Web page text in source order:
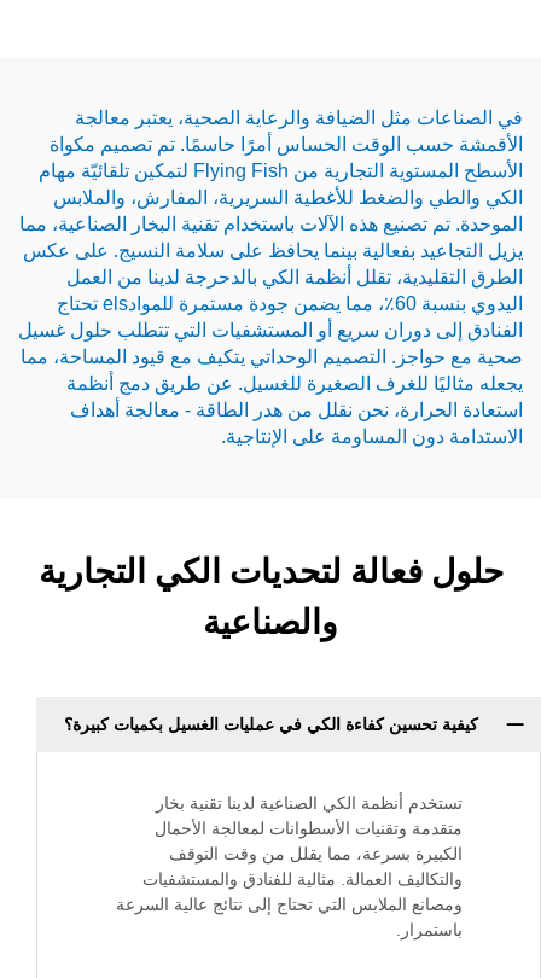
الضيافة والرعاية الصحية، يعتبر معالجة
الوقت الحساس أمرًا حاسمًا. تم تصميم مكواة
الأسطح المستوية التجارية من Flying Fish لتمكين تلقائيّة مهام
للأغطية السريرية، المفارش، والملابس
هذه الآلات باستخدام تقنية البخار الصناعية، مما
بفعالية بينما يحافظ على سلامة النسيج. على عكس
تقلل أنظمة الكي بالدحرجة لدينا من العمل
اليدوي بنسبة 60٪، مما يضمن جودة مستمرة للموادels تحتاج
دوران سريع أو المستشفيات التي تتطلب حلول غسيل
التصميم الوحداتي يتكيف مع قيود المساحة، مما
للغرف الصغيرة للغسيل. عن طريق دمج أنظمة
نحن نقلل من هدر الطاقة - معالجة أهداف
المساومة على الإنتاجية.
لتحديات الكي التجارية
والصناعية
كفاءة الكي في عمليات الغسيل بكميات كبيرة؟
أنظمة الكي الصناعية لدينا تقنية بخار
وتقنيات الأسطوانات لمعالجة الأحمال
بسرعة، مما يقلل من وقت التوقف
العمالة. مثالية للفنادق والمستشفيات
الملابس التي تحتاج إلى نتائج عالية السرعة